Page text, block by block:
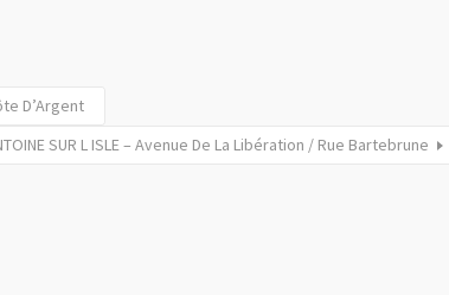
D’Argent
SUR L ISLE – Avenue De La Libération / Rue Bartebrune